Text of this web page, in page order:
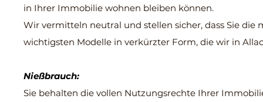
in Ihrer Immobilie wohnen bleiben können.
Wir vermitteln neutral und stellen sicher, dass Sie
wichtigsten Modelle in verkürzter Form, die wir in
Nießbrauch:
Sie behalten die vollen Nutzungsrechte Ihrer